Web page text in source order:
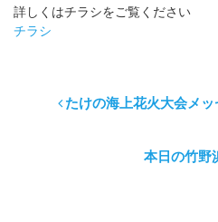
詳しくはチラシをご覧ください
チラシ
たけの海上花火大会メ
本日の竹野